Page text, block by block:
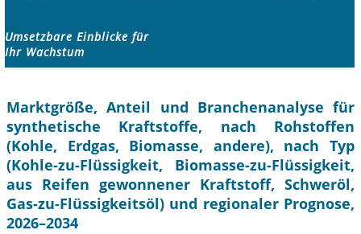
Umsetzbare Einblicke für
Ihr Wachstum
Marktgröße, Anteil und Branchenanalyse für
synthetische Kraftstoffe, nach Rohstoffen
(Kohle, Erdgas, Biomasse, andere), nach Typ
(Kohle-zu-Flüssigkeit, Biomasse-zu-Flüssigkeit,
aus Reifen gewonnener Kraftstoff, Schweröl,
Gas-zu-Flüssigkeitsöl) und regionaler Prognose,
2026–2034